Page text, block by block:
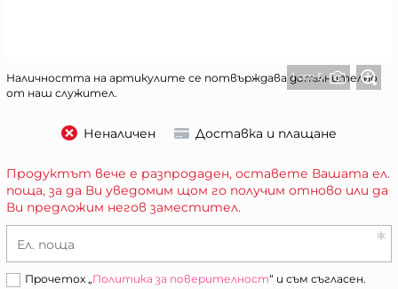
1 от 5
Наличността на артикулите се потвърждава допълнително
от наш служител.
Неналичен Доставка и плащане
Продуктът вече е разпродаден, оставете Вашата ел.
поща, за да Ви уведомим щом го получим отново или да
Ви предложим негов заместител.
Ел. поща
Прочетох „Политика за поверителност“ и съм съгласен.